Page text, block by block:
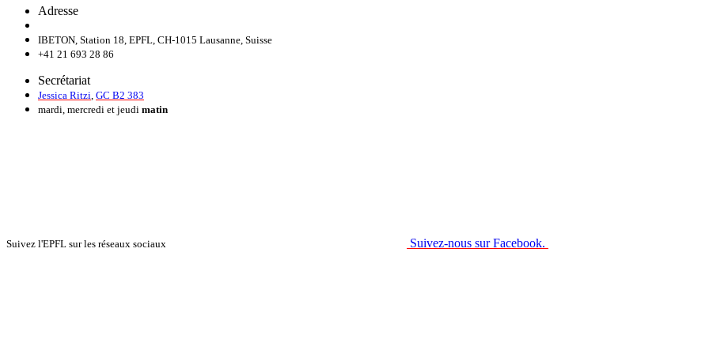
Adresse
IBETON, Station 18, EPFL, CH-1015 Lausanne, Suisse
+41 21 693 28 86
Secrétariat
Jessica Ritzi GC B2 383
mardi, mercredi et jeudi matin
Suivez l'EPFL sur les réseaux sociaux Suivez-nous sur Facebook.